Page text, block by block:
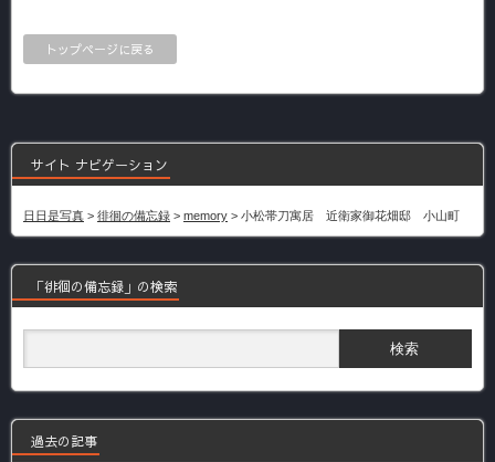
トップページに戻る
サイト ナビゲーション
日日是写真 > 徘徊の備忘録 > memory > 小松帯刀寓居 近衛家御花畑邸 小山町
「徘徊の備忘録」の検索
過去の記事